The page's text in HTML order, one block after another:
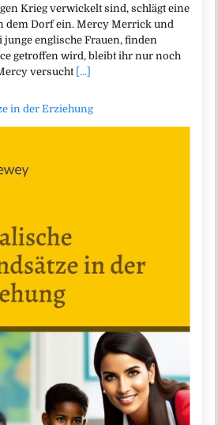
Krieg verwickelt sind, schlägt eine
dem Dorf ein. Mercy Merrick und
junge englische Frauen, finden
getroffen wird, bleibt ihr nur noch
versucht [...]
in der Erziehung